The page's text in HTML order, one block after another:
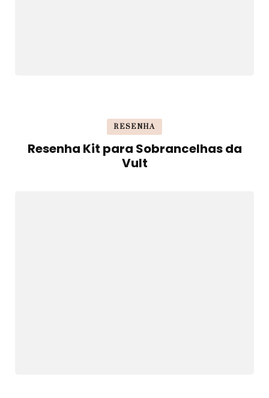
RESENHA
Resenha Kit para Sobrancelhas da
Vult